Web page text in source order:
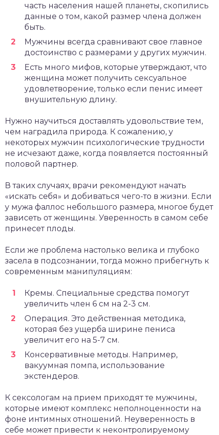
часть населения нашей планеты, скопились
данные о том, какой размер члена должен
быть.
Мужчины всегда сравнивают свое главное
достоинство с размерами у других мужчин.
Есть много мифов, которые утверждают, что
женщина может получить сексуальное
удовлетворение, только если пенис имеет
внушительную длину.
Нужно научиться доставлять удовольствие тем,
чем наградила природа. К сожалению, у
некоторых мужчин психологические трудности
не исчезают даже, когда появляется постоянный
половой партнер.
В таких случаях, врачи рекомендуют начать
«искать себя» и добиваться чего-то в жизни. Если
у мужа фаллос небольшого размера, многое будет
зависеть от женщины. Уверенность в самом себе
принесет плоды.
Если же проблема настолько велика и глубоко
засела в подсознании, тогда можно прибегнуть к
современным манипуляциям:
Кремы. Специальные средства помогут
увеличить член 6 см на 2-3 см.
Операция. Это действенная методика,
которая без ущерба ширине пениса
увеличит его на 5-7 см.
Консервативные методы. Например,
вакуумная помпа, использование
экстендеров.
К сексологам на прием приходят те мужчины,
которые имеют комплекс неполноценности на
фоне интимных отношений. Неуверенность в
себе может привести к неконтролируемому